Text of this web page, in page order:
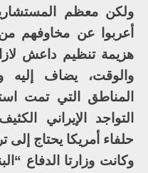
ولكن معظم
أعربوا عن مخاوفهم
هزيمة تنظيم داعش
والوقت، يضاف إليه
المناطق التي تمت
التواجد الإيراني
حلفاء أمريكا يحتاج
وكانت وزارتا الدفاع